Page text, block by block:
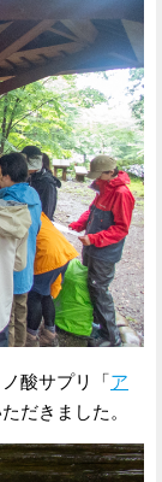
酸サプリ「ア
だきました。